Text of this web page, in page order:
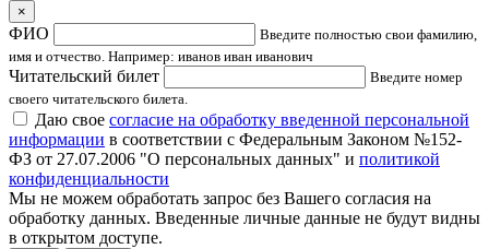
×
ФИО
Введите полностью свои фамилию,
имя и отчество. Например: иванов иван иванович
Читательский билет
Введите номер
своего читательского билета.
Даю свое согласие на обработку введенной персональной
информации в соответствии с Федеральным Законом №152-
ФЗ от 27.07.2006 "О персональных данных" и политикой
конфиденциальности
Мы не можем обработать запрос без Вашего согласия на
обработку данных. Введенные личные данные не будут видны
в открытом доступе.